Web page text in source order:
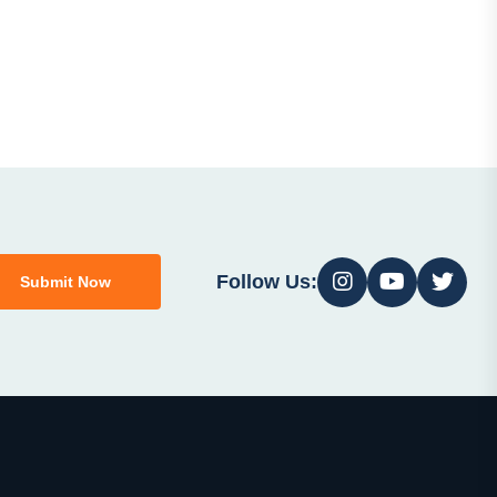
Submit Now Follow Us: